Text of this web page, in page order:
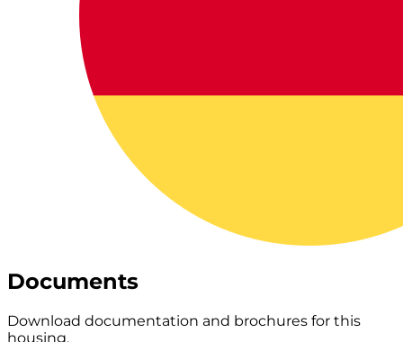
Documents
Download documentation and brochures for this
housing.